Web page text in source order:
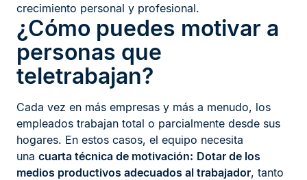
crecimiento personal y profesional.
¿Cómo puedes motivar a
personas que
teletrabajan?
Cada vez en más empresas y más a menudo, los
empleados trabajan total o parcialmente desde sus
hogares. En estos casos, el equipo necesita
una cuarta técnica de motivación: Dotar de los
medios productivos adecuados al trabajador, tanto